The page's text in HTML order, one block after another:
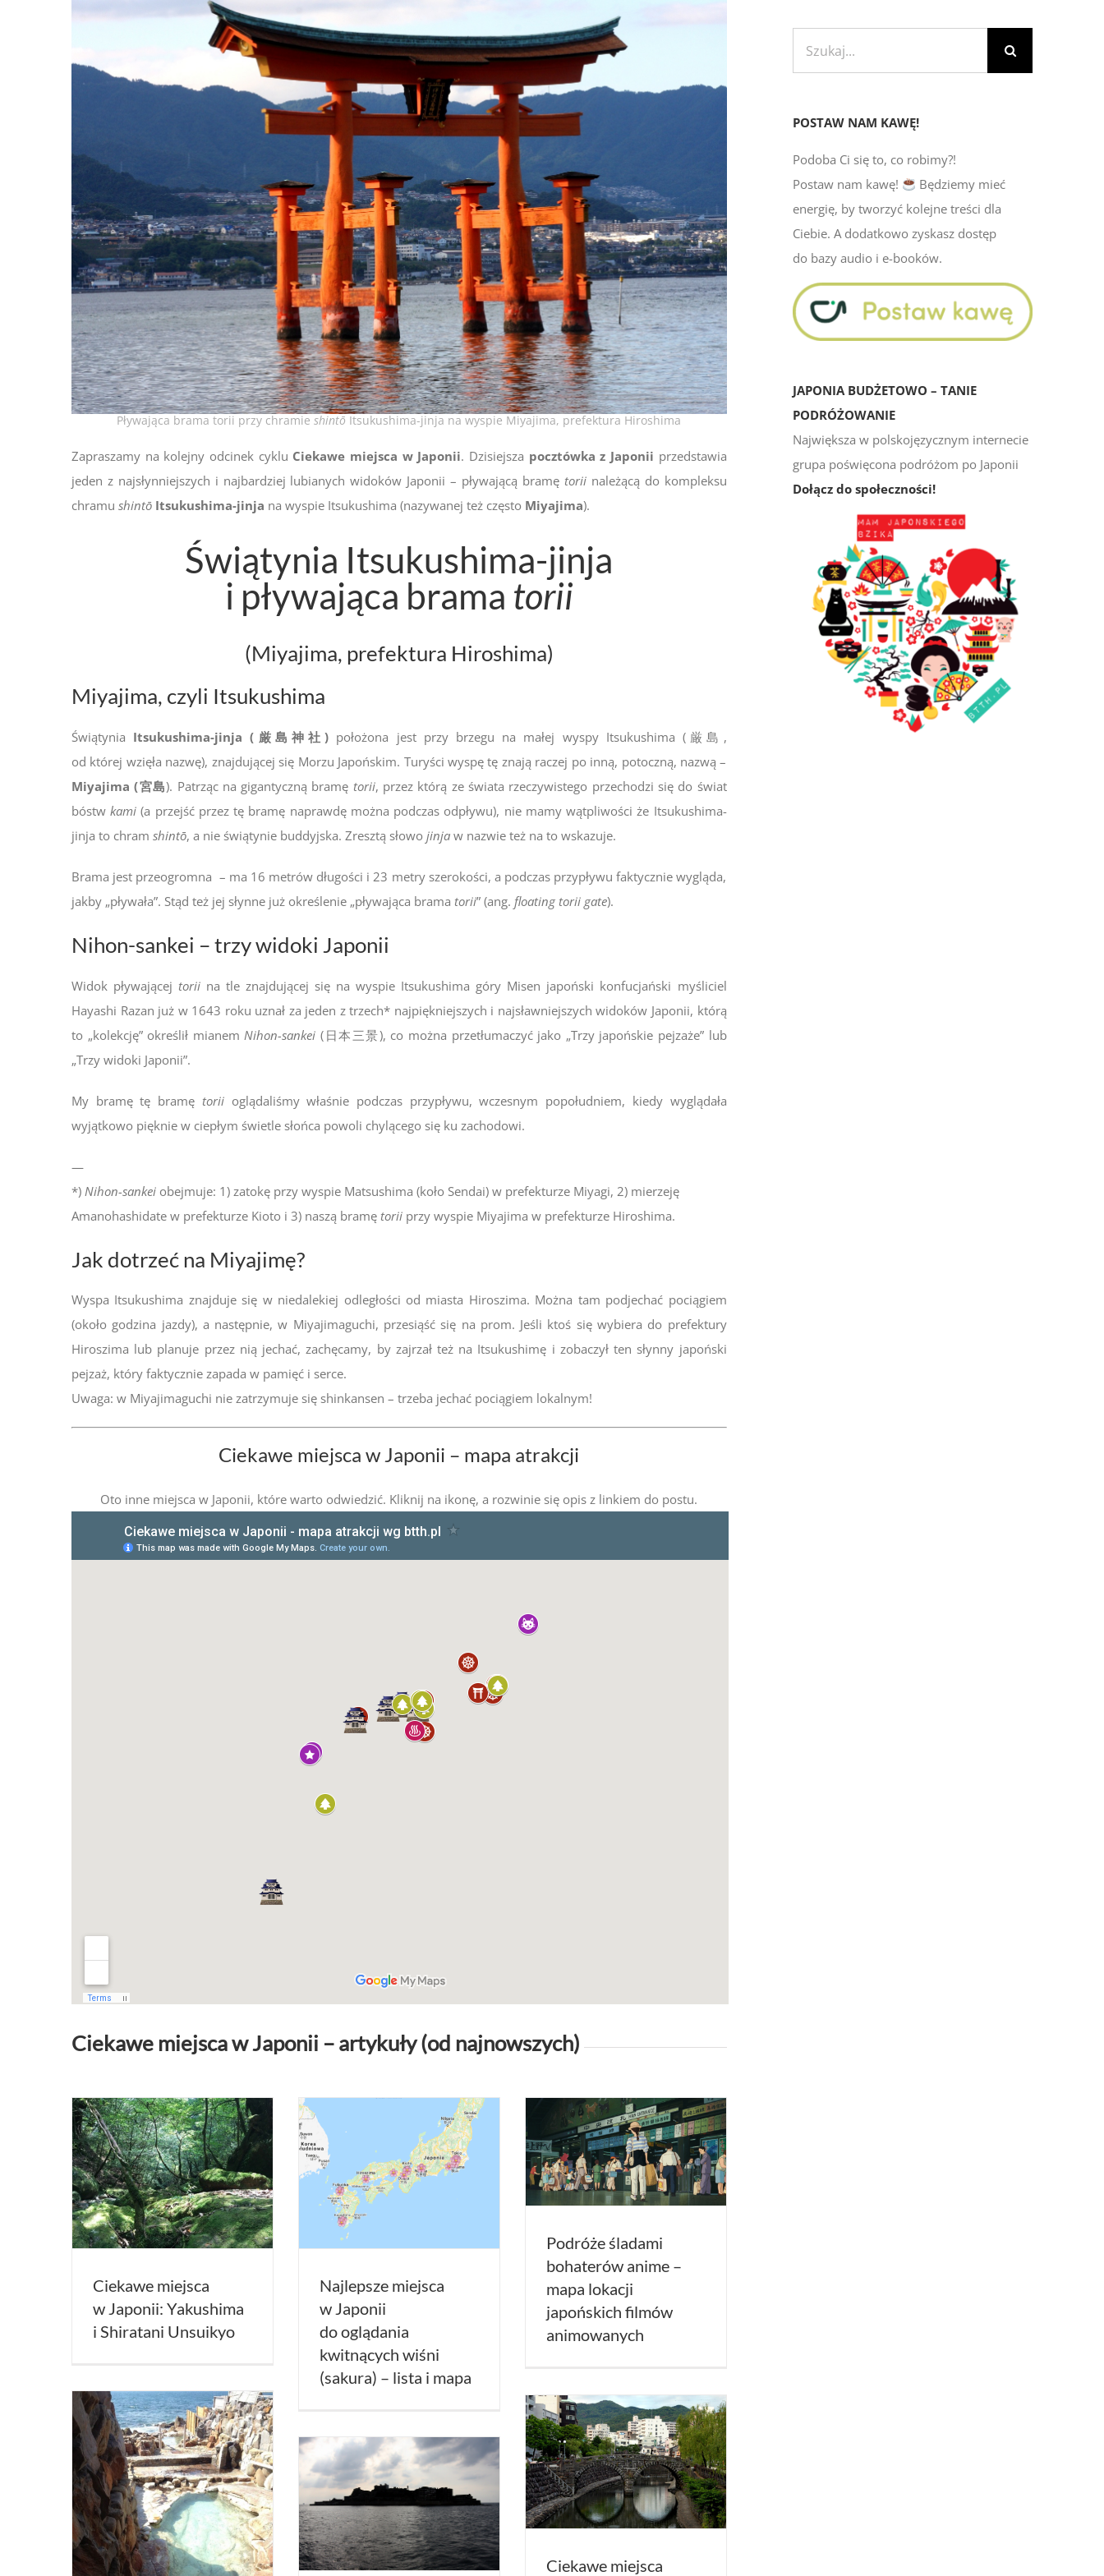
Pływająca brama torii przy chramieshintō Itsukushima-jinja na wyspie Miyajima, prefektura Hiroshima
Zapraszamy na kolejny odcinek cyklu Ciekawe miejsca w Japonii. Dzisiejsza pocztówka z Japonii przedstawia
jeden z najsłynniejszych i najbardziej lubianych widoków Japonii – pływającą bramę toriinależącą do kompleksu
chramu shintō Itsukushima-jinja na wyspie Itsukushima (nazywanej też często Miyajima).
Świątynia Itsukushima-jinja
i pływająca brama torii
(Miyajima, prefektura Hiroshima)
Miyajima, czyli Itsukushima
Świątynia Itsukushima-jinja ( 厳島神社) położona jest przy brzegu na małej wyspy Itsukushima (厳島 ,
od której wzięła nazwę), znajdującej się Morzu Japońskim. Turyści wyspę tę znają raczej po inną, potoczną, nazwą –
Miyajima (宮島). Patrząc na gigantyczną bramę torii, przez którą ze świata rzeczywistego przechodzi się do świat
bóstwkami (a przejść przez tę bramę naprawdę można podczas odpływu), nie mamy wątpliwości że Itsukushima-
jinja to chram shintō, a nie świątynie buddyjska. Zresztą słowo jinja w nazwie też na to wskazuje.
Brama jest przeogromna – ma 16 metrów długości i 23 metry szerokości, a podczas przypływu faktycznie wygląda,
jakby „pływała”. Stąd też jej słynne już określenie „pływająca brama torii” (ang. floating torii gate).
Nihon-sankei – trzy widoki Japonii
Widok pływającej torii na tle znajdującej się na wyspie Itsukushima góry Misen japoński konfucjański myśliciel
Hayashi Razan już w 1643 roku uznał za jeden z trzech* najpiękniejszych i najsławniejszych widoków Japonii, którą
to „kolekcję” określił mianem Nihon-sankei (日本三景), co można przetłumaczyć jako „Trzy japońskie pejzaże” lub
„Trzy widoki Japonii”.
My bramę tę bramę toriioglądaliśmy właśnie podczas przypływu, wczesnym popołudniem, kiedy wyglądała
wyjątkowo pięknie w ciepłym świetle słońca powoli chylącego się ku zachodowi.
—
*) Nihon-sankei obejmuje: 1) zatokę przy wyspie Matsushima (koło Sendai) w prefekturze Miyagi, 2) mierzeję
Amanohashidate w prefekturze Kioto i 3) naszą bramę torii przy wyspie Miyajima w prefekturze Hiroshima.
Jak dotrzeć na Miyajimę?
Wyspa Itsukushima znajduje się w niedalekiej odległości od miasta Hiroszima. Można tam podjechać pociągiem
(około godzina jazdy), a następnie, w Miyajimaguchi, przesiąść się na prom. Jeśli ktoś się wybiera do prefektury
Hiroszima lub planuje przez nią jechać, zachęcamy, by zajrzał też na Itsukushimę i zobaczył ten słynny japoński
pejzaż, który faktycznie zapada w pamięć i serce.
Uwaga: w Miyajimaguchi nie zatrzymuje się shinkansen – trzeba jechać pociągiem lokalnym!
Ciekawe miejsca w Japonii – mapa atrakcji
Oto inne miejsca w Japonii, które warto odwiedzić. Kliknij na ikonę, a rozwinie się opis z linkiem do postu.
Ciekawe miejsca w Japonii – artykuły (od najnowszych)
Ciekawe miejsca
w Japonii: Yakushima
i Shiratani Unsuikyo
Najlepsze miejsca
w Japonii
do oglądania
kwitnących wiśni
(sakura) – lista i mapa
Podróże śladami
bohaterów anime –
mapa lokacji
japońskich filmów
animowanych
Ciekawe miejsca
POSTAW NAM KAWĘ!
Podoba Ci się to, co robimy?!
Postaw nam kawę!
Będziemy mieć
energię, by tworzyć kolejne treści dla
Ciebie. A dodatkowo zyskasz dostęp
do bazy audio i e-booków.
JAPONIA BUDŻETOWO – TANIE
PODRÓŻOWANIE
Największa w polskojęzycznym internecie
grupa poświęcona podróżom po Japonii
Dołącz do społeczności!